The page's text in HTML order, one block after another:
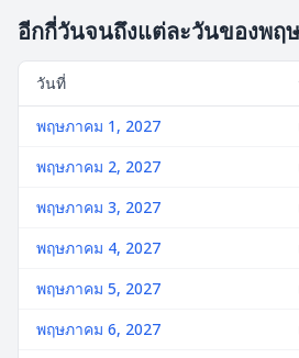
อีกกี่วันจนถึงแต่ละวันของพฤ
วันที่
พฤษภาคม 1, 2027
พฤษภาคม 2, 2027
พฤษภาคม 3, 2027
พฤษภาคม 4, 2027
พฤษภาคม 5, 2027
พฤษภาคม 6, 2027